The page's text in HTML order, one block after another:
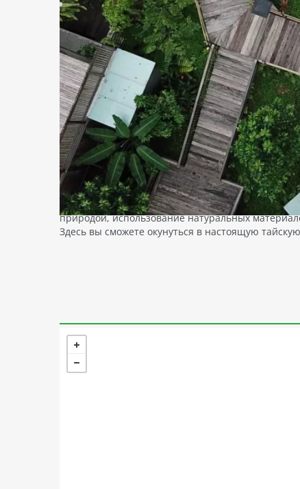
Курортный отель находится
стильные номера в
В Dinso Resort & Villas Phuket вы сможете
клубе или расслабиться в спа-центре. Для
время.
Когда вы почувствуете голод, побалуйте себя
The Rice Restaurant
Sanya Bistro & Wine
D Jungle Bar
D Jungle House
Dinso Resort & Villas Phuket— это не просто
природой, использование натуральных
Здесь вы сможете окунуться в настоящую
→